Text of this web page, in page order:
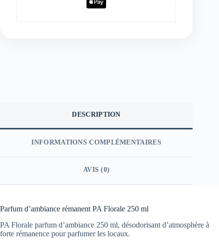
DESCRIPTION
INFORMATIONS COMPLÉMENTAIRES
AVIS (0)
Parfum d’ambiance rémanent PA Florale 250 ml
PA Florale parfum d’ambiance 250 ml, désodorisant d’atmosphère à
forte rémanence pour parfumer les locaux.